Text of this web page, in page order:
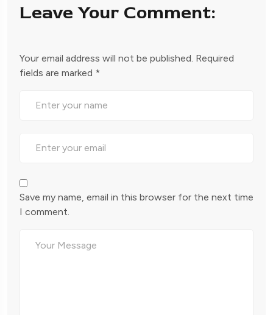
Leave Your Comment:
Your email address will not be published. Required
fields are marked *
Save my name, email in this browser for the next time
I comment.